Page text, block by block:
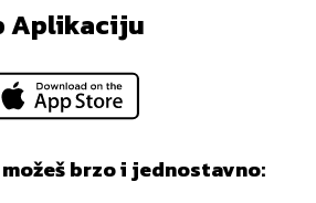
Aplikaciju
brzo i jednostavno: